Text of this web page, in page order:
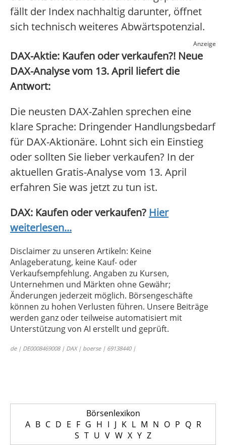
fällt der Index nachhaltig darunter, öffnet
sich technisch weiteres Abwärtspotenzial.
Anzeige
DAX-Aktie: Kaufen oder verkaufen?! Neue
DAX-Analyse vom 13. April liefert die
Antwort:
Die neusten DAX-Zahlen sprechen eine
klare Sprache: Dringender Handlungsbedarf
für DAX-Aktionäre. Lohnt sich ein Einstieg
oder sollten Sie lieber verkaufen? In der
aktuellen Gratis-Analyse vom 13. April
erfahren Sie was jetzt zu tun ist.
DAX: Kaufen oder verkaufen? Hier
weiterlesen...
Disclaimer zu unseren Artikeln: Keine
Anlageberatung, keine Kauf- oder
Verkaufsempfehlung. Angaben zu Kursen,
Unternehmen und Märkten ohne Gewähr;
Änderungen jederzeit möglich. Börsengeschäfte
können zu hohen Verlusten führen. Unsere Beiträge
werden ganz oder teilweise automatisiert mit
Unterstützung von AI erstellt und geprüft.
de | DE0008469008 | DAX | boerse | 69138440 |
Börsenlexikon
A B C D E F G H I J K L M N O P Q R
S T U V W X Y Z